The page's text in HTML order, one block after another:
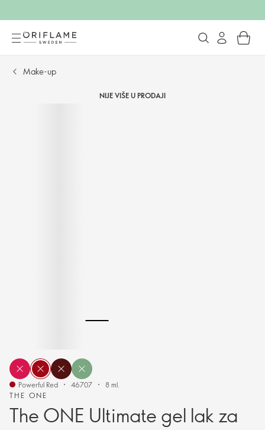
Make-up
NIJE VIŠE U PRODAJI
THE ONE
The ONE Ultimate gel lak za
Powerful Red 46707 8 ml.